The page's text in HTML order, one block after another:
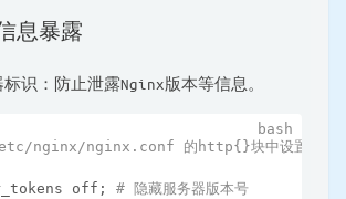
息暴露
识：防止泄露Nginx版本等信息。
nginx/nginx.conf 的http{}块中设置
off; # 隐藏服务器版本号